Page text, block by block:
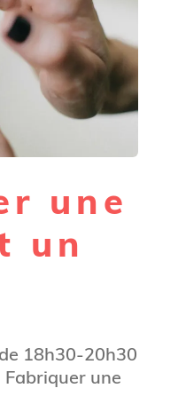
une
un
18h30-20h30
Fabriquer une